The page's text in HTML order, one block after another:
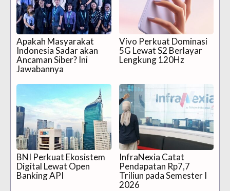
Apakah Masyarakat
Indonesia Sadar akan
Ancaman Siber? Ini
Jawabannya
Vivo Perkuat Dominasi
5G Lewat S2 Berlayar
Lengkung 120Hz
BNI Perkuat Ekosistem
Digital Lewat Open
Banking API
InfraNexia Catat
Pendapatan Rp7,7
Triliun pada Semester I
2026